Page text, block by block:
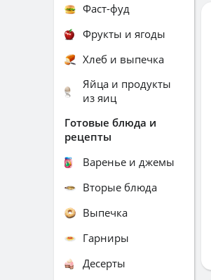
Фаст-фуд
Фрукты и ягоды
Хлеб и выпечка
Яйца и продукты
из яиц
Готовые блюда и
рецепты
Варенье и джемы
Вторые блюда
Выпечка
Гарниры
Десерты